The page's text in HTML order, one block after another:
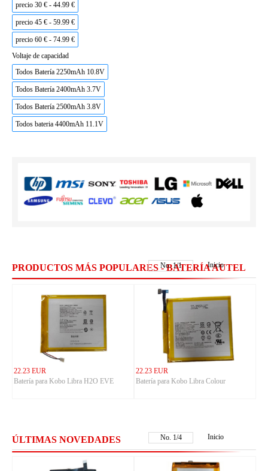
precio 30 € - 44.99 €
precio 45 € - 59.99 €
precio 60 € - 74.99 €
Voltaje de capacidad
Todos Batería 2250mAh 10.8V
Todos Batería 2400mAh 3.7V
Todos Batería 2500mAh 3.8V
Todos bateria 4400mAh 11.1V
PRODUCTOS MÁS POPULARES - BATERÍA AUTEL
No.1/1 Inicio
22.23 EUR
Batería para Kobo Libra H2O EVE
22.23 EUR
Batería para Kobo Libra Colour
ÚLTIMAS NOVEDADES No. 1/4 Inicio